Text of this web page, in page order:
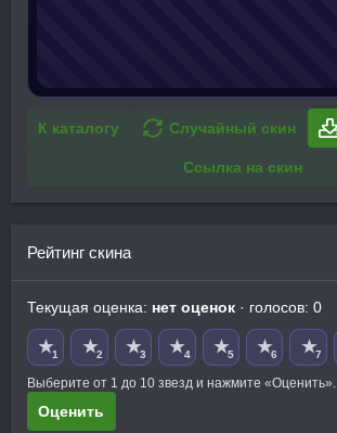
К каталогу Случайный скин
Ссылка на скин
Рейтинг скина
Текущая оценка: нет оценок · голосов: 0
★1 ★2 ★3 ★4 ★5 ★6 ★7
Выберите от 1 до 10 звезд и нажмите «Оценить».
Оценить